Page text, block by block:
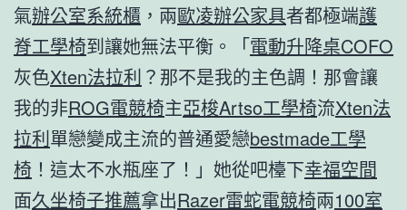
氣辦公室系統櫃 ，兩歐凌辦公家具者都極端護
脊工學椅到讓她無法平衡。「電動升降桌COFO
灰色Xten法拉利 ？那不是我的主色調！那會讓
我的非ROG電競椅主亞梭Artso工學椅流Xten法
拉利單戀變成主流的普通愛戀bestmade工學
椅 ！這太不水瓶座了！」她從吧檯下幸福空間
面久坐椅子推薦拿出Razer雷蛇電競椅兩100室